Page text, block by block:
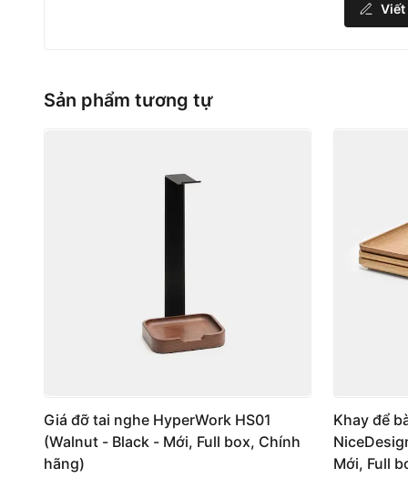
Viết
Sản phẩm tương tự
Giá đỡ tai nghe HyperWork HS01
(Walnut - Black - Mới, Full box, Chính
hãng)
Khay để
Mới, Full